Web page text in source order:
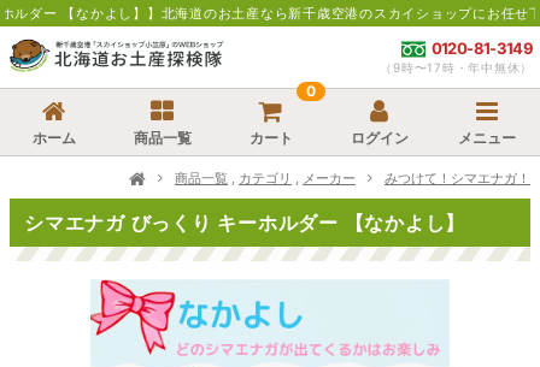
北海道のお土産なら新千歳空港のスカイショップにお任せ下さい。通販・お取寄
0120-81-3149
（9時〜17時・年中無休）
ホーム 商品一覧 カート
0
ログイン メニュー
商品一覧 , カテゴリ , メーカー みつけて！シマエナガ！
シマエナガ びっくり キーホルダー 【なかよし】